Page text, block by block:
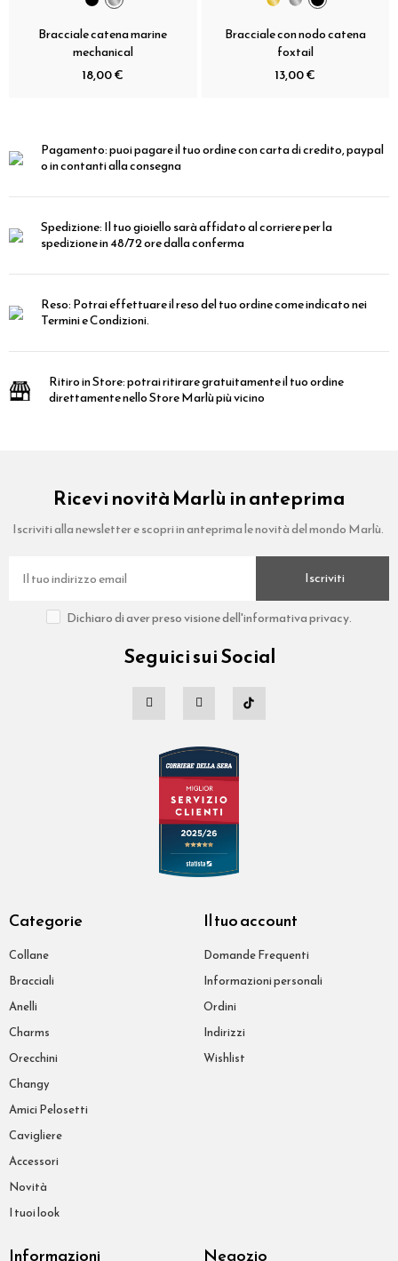
Bracciale catena marine
mechanical
18,00 €
Bracciale con nodo catena
foxtail
13,00 €
Pagamento:puoi pagare il tuo ordine con carta di credito, paypal
o in contanti alla consegna
Spedizione:Il tuo gioiello sarà affidato al corriere per la
spedizione in 48/72 ore dalla conferma
Reso:Potrai effettuare il reso del tuo ordine come indicato nei
Termini e Condizioni.
Ritiro in Store:potrai ritirare gratuitamente il tuo ordine
direttamente nello Store Marlù più vicino
Ricevi novità Marlù in anteprima
Iscriviti alla newsletter e scopri in anteprima le novità del mondo Marlù.
Iscriviti
Dichiaro di aver preso visione dell'informativa privacy.
Seguici sui Social
Categorie
Collane
Bracciali
Anelli
Charms
Orecchini
Changy
Amici Pelosetti
Cavigliere
Accessori
Novità
I tuoi look
Il tuo account
Domande Frequenti
Informazioni personali
Ordini
Indirizzi
Wishlist
Informazioni Negozio